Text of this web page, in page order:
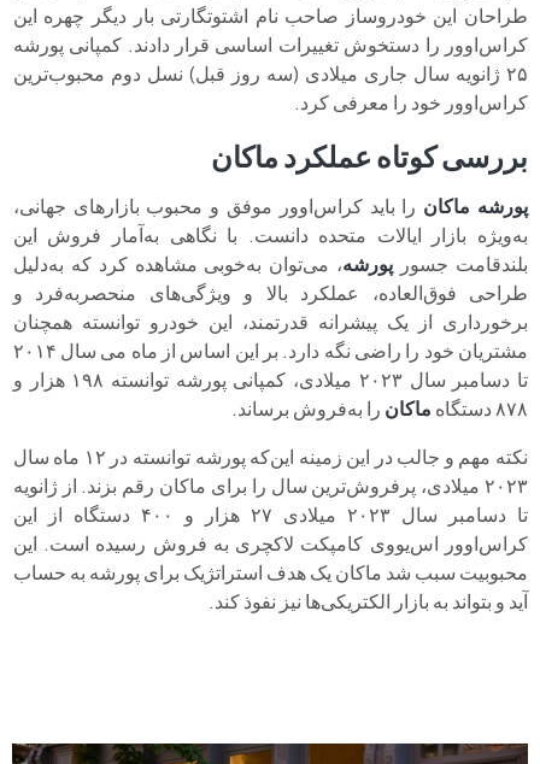
طراحان این خودروساز صاحب‌ نام اشتوتگارتی بار دیگر چهره این
کراس‌اوور را دستخوش تغییرات اساسی قرار دادند. کمپانی پورشه
۲۵ ژانویه سال جاری میلادی (سه روز قبل) نسل دوم محبوب‌ترین
کراس‌اوور خود را معرفی کرد.
بررسی کوتاه عملکرد ماکان
پورشه ماکان را باید کراس‌اوور موفق و محبوب بازارهای جهانی،
به‌ویژه بازار ایالات‌ متحده دانست. با نگاهی به‌آمار فروش این
بلندقامت جسور پورشه، می‌توان به‌خوبی مشاهده کرد که به‌دلیل
طراحی فوق‌العاده، عملکرد بالا و ویژگی‌های منحصربه‌فرد و
برخورداری از یک پیشرانه قدرتمند، این خودرو توانسته همچنان
مشتریان خود را راضی نگه دارد. بر این اساس از ماه می سال ۲۰۱۴
تا دسامبر سال ۲۰۲۳ میلادی، کمپانی پورشه توانسته ۱۹۸ هزار و
۸۷۸ دستگاه
ماکان را به‌فروش برساند.
نکته مهم و جالب در این زمینه این‌که پورشه توانسته در ۱۲ ماه سال
۲۰۲۳ میلادی، پرفروش‌ترین سال را برای ماکان رقم بزند. از ژانویه
تا دسامبر سال ۲۰۲۳ میلادی ۲۷ هزار و ۴۰۰ دستگاه از این
کراس‌اوور اس‌یووی کامپکت لاکچری به‌ فروش رسیده است. این
محبوبیت سبب شد ماکان یک هدف استراتژیک برای پورشه به‌ حساب
آید و بتواند به‌ بازار الکتریکی‌ها نیز نفوذ کند.